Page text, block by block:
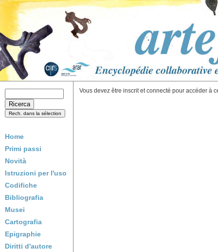
Home
Primi passi
Novità
Istruzioni per l'uso
Codifiche
Bibliografia
Musei
Cartografia
Epigraphie
Diritti d'autore
Vous devez être inscrit et connecté pour accéder à